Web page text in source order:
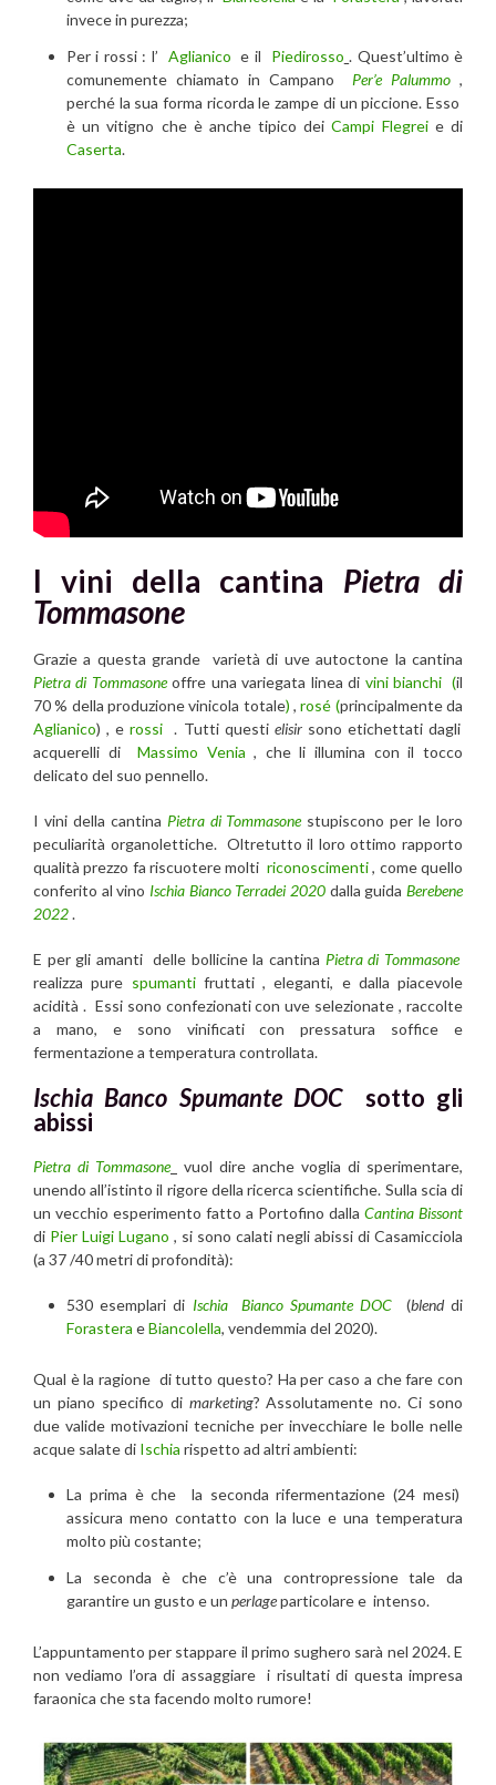
invece in purezza;
Per i rossi : l’ Aglianico e il Piedirosso . Quest’ultimo è
comunemente chiamato in Campano Per’e Palummo ,
perché la sua forma ricorda le zampe di un piccione. Esso
è un vitigno che è anche tipico deiCampi Flegreie di
Caserta.
I vini della cantina Pietra di
Tommasone
Grazie a questa grande varietà di uve autoctone la cantina
Pietra di Tommasoneoffre una variegata linea di vini bianchi (il
70 % della produzione vinicola totale) ,rosé (principalmente da
Aglianico) , e rossi . Tutti questi elisirsono etichettati dagli
acquerelli di Massimo Venia , che li illumina con il tocco
delicato del suo pennello.
I vini della cantina Pietra di Tommasonestupiscono per le loro
peculiarità organolettiche. Oltretutto il loro ottimo rapporto
qualità prezzo fa riscuotere molti riconoscimenti, come quello
conferito al vino Ischia Bianco Terradei 2020 dalla guidaBerebene
2022.
E per gli amanti delle bollicine la cantina Pietra di Tommasone
realizza pure spumantifruttati , eleganti, e dalla piacevole
acidità . Essi sono confezionati con uve selezionate , raccolte
a mano, e sono vinificati con pressatura soffice e
fermentazione a temperatura controllata.
Ischia Banco Spumante DOCsotto gli
abissi
Pietra di Tommasone
vuol dire anche voglia di sperimentare,
unendo all’istinto il rigore della ricerca scientifiche. Sulla scia di
un vecchio esperimento fatto a Portofino dalla Cantina Bissont
di Pier Luigi Lugano , si sono calati negli abissi di Casamicciola
(a 37 /40 metri di profondità):
530 esemplari di Ischia Bianco Spumante DOC (blenddi
Forastera eBiancolella, vendemmia del 2020).
Qual è la ragione di tutto questo? Ha per caso a che fare con
un piano specifico di marketing? Assolutamente no. Ci sono
due valide motivazioni tecniche per invecchiare le bolle nelle
acque salate di Ischia rispetto ad altri ambienti:
La prima è che la seconda rifermentazione (24 mesi)
assicura meno contatto con la luce e una temperatura
molto più costante;
La seconda è che c’è una contropressione tale da
garantire un gusto e un perlageparticolare e intenso.
L’appuntamento per stappare il primo sughero sarà nel 2024. E
non vediamo l’ora di assaggiare i risultati di questa impresa
faraonica che sta facendo molto rumore!